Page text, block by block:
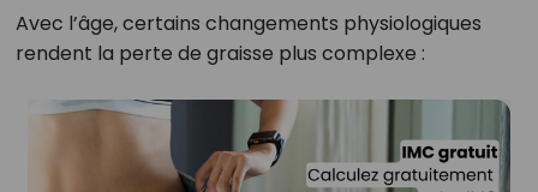
Avec l’âge, certains changements physiologiques
rendent la perte de graisse plus complexe :